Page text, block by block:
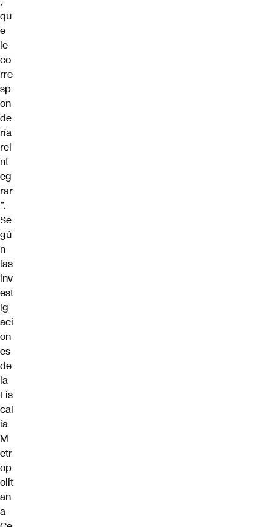
qu
e
le
co
rre
sp
on
de
ría
rei
nt
eg
rar
”.
Se
gú
n
las
inv
est
ig
aci
on
es
de
la
Fis
cal
ía
M
etr
op
olit
an
a